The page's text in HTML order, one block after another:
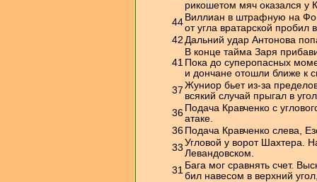
рикошетом мяч оказался у
44 Виллиан в штрафную на
от угла вратарской пробил
42 Дальний удар Антонова
41
В конце тайма Заря
Пока до суперопасных
и дончане отошли ближе к
37 Жуниор бьет из-за
всякий случай прыгал в
36 Подача Кравченко с
атаке.
36 Подача Кравченко слева,
33 Угловой у ворот Шахтера.
Левандовском.
31 Бага мог сравнять счет.
бил навесом в верхний